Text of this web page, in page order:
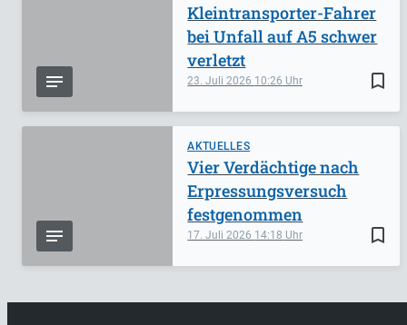
bookmark_border
23. Juli 2026 10:26
Kleintransporter-Fahrer
bei Unfall auf A5 schwer
verletzt
AKTUELLES
bookmark_border
17. Juli 2026 14:18
Vier Verdächtige nach
Erpressungsversuch
festgenommen